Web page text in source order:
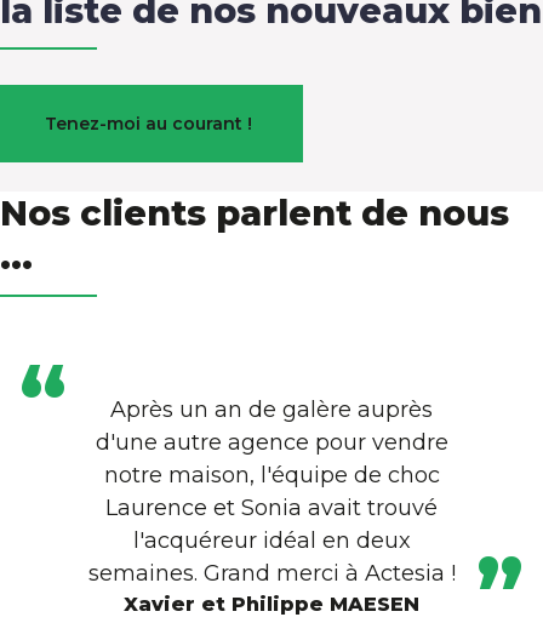
la liste de nos nouveaux bien
Tenez-moi au courant !
Nos clients parlent de nous
...
Après un an de galère auprès
d'une autre agence pour vendre
notre maison, l'équipe de choc
Laurence et Sonia avait trouvé
l'acquéreur idéal en deux
semaines. Grand merci à Actesia !
Xavier et Philippe MAESEN